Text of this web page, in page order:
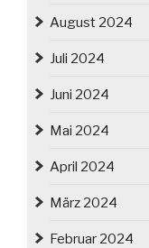
August 2024
Juli 2024
Juni 2024
Mai 2024
April 2024
März 2024
Februar 2024